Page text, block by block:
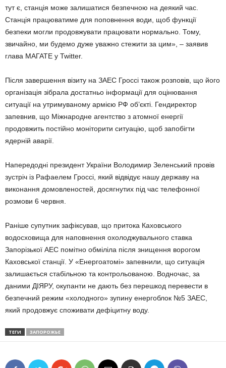
тут є, станція може залишатися безпечною на деякий час.
Станція працюватиме для поповнення води, щоб функції
безпеки могли продовжувати працювати нормально. Тому,
звичайно, ми будемо дуже уважно стежити за цим», – заявив
глава МАГАТЕ у Twitter.
Після завершення візиту на ЗАЕС Гроссі також розповів, що його
організація зібрала достатньо інформації для оцінювання
ситуації на утримуваному армією РФ об’єкті. Гендиректор
запевнив, що Міжнародне агентство з атомної енергії
продовжить постійно моніторити ситуацію, щоб запобігти
ядерній аварії.
Напередодні президент України Володимир Зеленський провів
зустріч із Рафаелем Гроссі, який відвідує нашу державу на
виконання домовленостей, досягнутих під час телефонної
розмови 6 червня.
Раніше супутник зафіксував, що притока Каховського
водосховища для наповнення охолоджувального ставка
Запорізької АЕС помітно обміліла після знищення ворогом
Каховської станції. У «Енергоатомі» запевнили, що ситуація
залишається стабільною та контрольованою. Водночас, за
даними ДІЯРУ, окупанти не дають без перешкод перевести в
безпечний режим «холодного» зупину енергоблок №5 ЗАЕС,
який продовжує споживати дефіцитну воду.
ТЕГИ ЗАПОРОЖЬЕ